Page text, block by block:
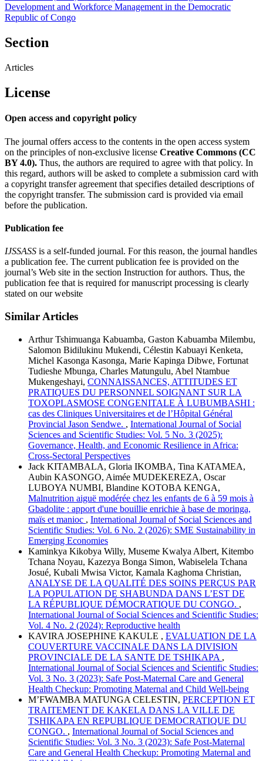
Development and Workforce Management in the Democratic
Republic of Congo
Section
Articles
License
Open access and copyright policy
The journal offers access to the contents in the open access system
on the principles of non-exclusive license Creative Commons (CC
BY 4.0). Thus, the authors are required to agree with that policy. In
this regard, authors will be asked to complete a submission card with
a copyright transfer agreement that specifies detailed descriptions of
the copyright transfer. The submission card is provided via email
before the publication.
Publication fee
IJSSASS is a self-funded journal. For this reason, the journal handles
a publication fee. The current publication fee is provided on the
journal’s Web site in the section Instruction for authors. Thus, the
publication fee that is required for manuscript processing is clearly
stated on our website
Similar Articles
Arthur Tshimuanga Kabuamba, Gaston Kabuamba Milembu,
Salomon Bidilukinu Mukendi, Célestin Kabuayi Kenketa,
Michel Kasonga Kasonga, Marie Kapinga Dibwe, Fortunat
Tudieshe Mbunga, Charles Matungulu, Abel Ntambue
Mukengeshayi, CONNAISSANCES, ATTITUDES ET
PRATIQUES DU PERSONNEL SOIGNANT SUR LA
TOXOPLASMOSE CONGENITALE À LUBUMBASHI :
cas des Cliniques Universitaires et de l’Hôpital Général
Provincial Jason Sendwe. , International Journal of Social
Sciences and Scientific Studies: Vol. 5 No. 3 (2025):
Governance, Health, and Economic Resilience in Africa:
Cross-Sectoral Perspectives
Jack KITAMBALA, Gloria IKOMBA, Tina KATAMEA,
Aubin KASONGO, Aimée MUDEKEREZA, Oscar
LUBOYA NUMBI, Blandine KOTOBA KENGA,
Malnutrition aiguë modérée chez les enfants de 6 à 59 mois à
Gbadolite : apport d'une bouillie enrichie à base de moringa,
maïs et manioc , International Journal of Social Sciences and
Scientific Studies: Vol. 6 No. 2 (2026): SME Sustainability in
Emerging Economies
Kaminkya Kikobya Willy, Museme Kwalya Albert, Kitembo
Tchana Noyau, Kazezya Bonga Simon, Wabiselela Tchana
Josué, Kubali Mwisa Victor, Kamala Kaghoma Christian,
ANALYSE DE LA QUALITÉ DES SOINS PERÇUS PAR
LA POPULATION DE SHABUNDA DANS L’EST DE
LA RÉPUBLIQUE DÉMOCRATIQUE DU CONGO. ,
International Journal of Social Sciences and Scientific Studies:
Vol. 4 No. 2 (2024): Reproductive health
KAVIRA JOSEPHINE KAKULE , EVALUATION DE LA
COUVERTURE VACCINALE DANS LA DIVISION
PROVINCIALE DE LA SANTE DE TSHIKAPA ,
International Journal of Social Sciences and Scientific Studies:
Vol. 3 No. 3 (2023): Safe Post-Maternal Care and General
Health Checkup: Promoting Maternal and Child Well-being
M’FWAMBA MATUNGA CELESTIN, PERCEPTION ET
TRAITEMENT DE KAKELA DANS LA VILLE DE
TSHIKAPA EN REPUBLIQUE DEMOCRATIQUE DU
CONGO. , International Journal of Social Sciences and
Scientific Studies: Vol. 3 No. 3 (2023): Safe Post-Maternal
Care and General Health Checkup: Promoting Maternal and